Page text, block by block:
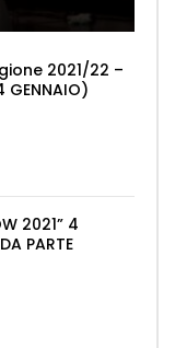
2021/22 –
GENNAIO)
2021” 4
PARTE